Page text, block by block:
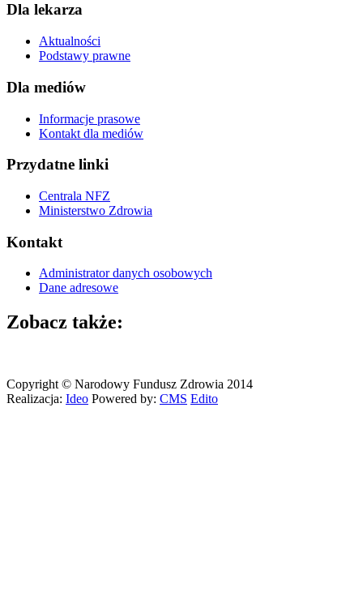
Dla lekarza
Aktualności
Podstawy prawne
Dla mediów
Informacje prasowe
Kontakt dla mediów
Przydatne linki
Centrala NFZ
Ministerstwo Zdrowia
Kontakt
Administrator danych osobowych
Dane adresowe
Zobacz także:
Copyright © Narodowy Fundusz Zdrowia 2014
Realizacja: Ideo Powered by: CMS Edito